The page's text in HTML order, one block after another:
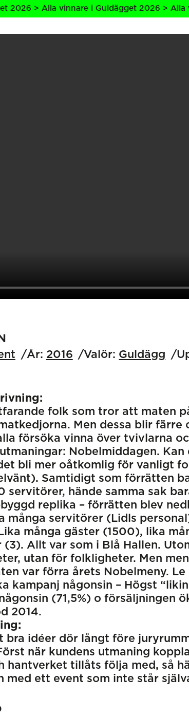
vinnare i Guldägget 2026 > Alla
År: 2016 Valör: Guldägg
folk som tror att maten
Men dessa blir
försöka vinna över tvivlarna
Nobelmiddagen.
bli mer oåtkomlig för vanligt
Samtidigt som förrätten
servitörer, hände samma sak
replika – förrätten blev
många servitörer (Lidls
många gäster (1500), lika
(3). Allt var som i Blå Hallen.
utan för folkligheter. Men
var förra årets Nobelmeny.
kampanj någonsin – Högst
(71,5%) o försäljningen
2014.
bra idéer dör långt före
när kundens utmaning
hantverket tillåts följa med, så
med ett event som inte står